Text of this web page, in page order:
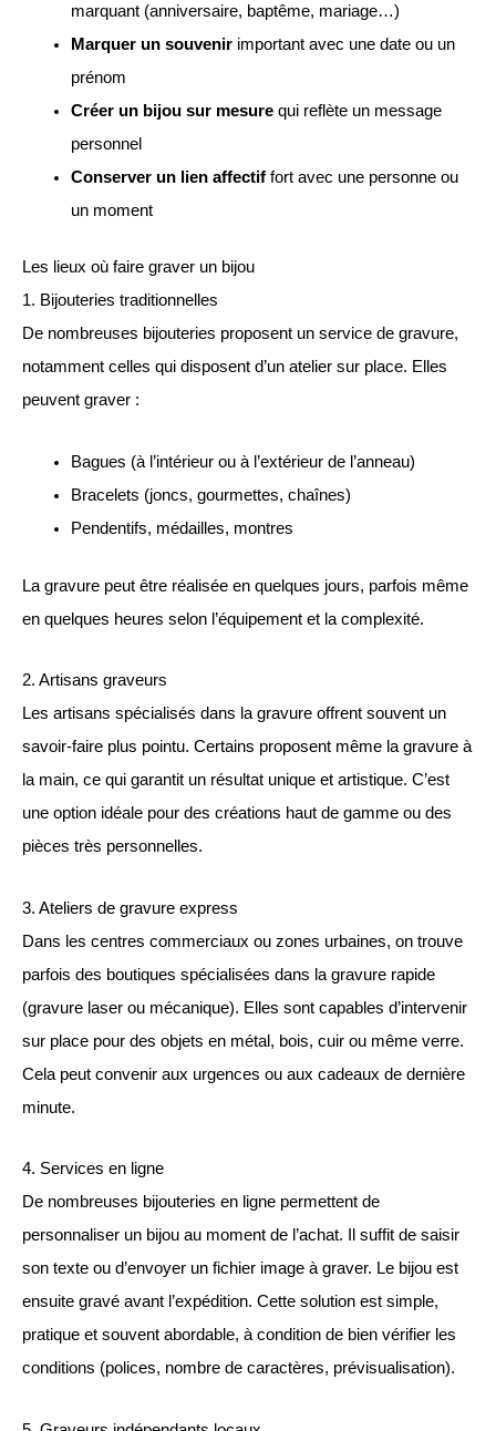
marquant (anniversaire, baptême, mariage…)
Marquer un souvenirimportant avec une date ou un
prénom
Créer un bijou sur mesurequi reflète un message
personnel
Conserver un lien affectiffort avec une personne ou
un moment
Les lieux où faire graver un bijou
1. Bijouteries traditionnelles
De nombreuses bijouteries proposent un service de gravure,
notamment celles qui disposent d’un atelier sur place. Elles
peuvent graver :
Bagues (à l’intérieur ou à l’extérieur de l’anneau)
Bracelets (joncs, gourmettes, chaînes)
Pendentifs, médailles, montres
La gravure peut être réalisée en quelques jours, parfois même
en quelques heures selon l’équipement et la complexité.
2. Artisans graveurs
Les artisans spécialisés dans la gravure offrent souvent un
savoir-faire plus pointu. Certains proposent même la gravure à
la main, ce qui garantit un résultat unique et artistique. C’est
une option idéale pour des créations haut de gamme ou des
pièces très personnelles.
3. Ateliers de gravure express
Dans les centres commerciaux ou zones urbaines, on trouve
parfois des boutiques spécialisées dans la gravure rapide
(gravure laser ou mécanique). Elles sont capables d’intervenir
sur place pour des objets en métal, bois, cuir ou même verre.
Cela peut convenir aux urgences ou aux cadeaux de dernière
minute.
4. Services en ligne
De nombreuses bijouteries en ligne permettent de
personnaliser un bijou au moment de l’achat. Il suffit de saisir
son texte ou d’envoyer un fichier image à graver. Le bijou est
ensuite gravé avant l’expédition. Cette solution est simple,
pratique et souvent abordable, à condition de bien vérifier les
conditions (polices, nombre de caractères, prévisualisation).